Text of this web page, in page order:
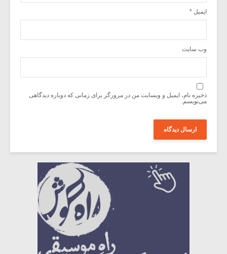
ایمیل *
وب‌ سایت
ذخیره نام، ایمیل و وبسایت من در مرورگر برای زمانی که دوباره دیدگاهی
می‌نویسم.